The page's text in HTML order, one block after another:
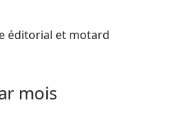
éditorial et motard
mois